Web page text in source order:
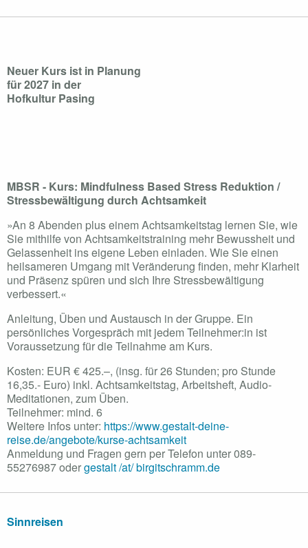
Neuer Kurs ist in Planung
für 2027 in der
Hofkultur Pasing
MBSR - Kurs: Mindfulness Based Stress Reduktion /
Stressbewältigung durch Achtsamkeit
»An 8 Abenden plus einem Achtsamkeitstag lernen Sie, wie
Sie mithilfe von Achtsamkeitstraining mehr Bewussheit und
Gelassenheit ins eigene Leben einladen. Wie Sie einen
heilsameren Umgang mit Veränderung finden, mehr Klarheit
und Präsenz spüren und sich Ihre Stressbewältigung
verbessert.«
Anleitung, Üben und Austausch in der Gruppe. Ein
persönliches Vorgespräch mit jedem Teilnehmer:in ist
Voraussetzung für die Teilnahme am Kurs.
Kosten: EUR € 425.–, (insg. für 26 Stunden; pro Stunde
16,35.- Euro) inkl. Achtsamkeitstag, Arbeitsheft, Audio-
Meditationen, zum Üben.
Teilnehmer: mind. 6
Weitere Infos unter: https://www.gestalt-deine-
reise.de/angebote/kurse-achtsamkeit
Anmeldung und Fragen gern per Telefon unter 089-
55276987 odergestalt /at/ birgitschramm.de
Sinnreisen